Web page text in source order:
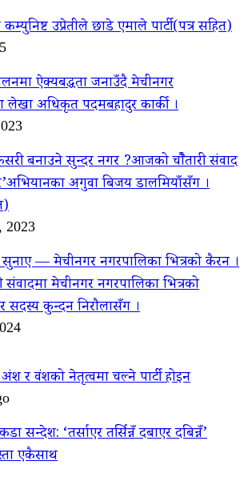
उप्रेतीले छाडे एमाले पार्टी(पत्र सहित)
ऐक्यबद्धता जनाउँदै मेचीनगर
लेखा अधिकृत पदमबहादुर कार्की ।
बनाउने सुन्दर नगर ?आजको चौैतारी संवाद
अगुवा बिजय डालमियाँसँग ।
2023
— मेचीनगर नगरपालिका भित्रको कैरन ।
मेचीनगर नगरपालिका भित्रको
सदस्य कुन्दन निरौलासँग ।
र वंशको नेतृत्वमा चल्ने पार्टी होइन
सन्देश: ‘तर्साएर तर्सिन्नँ दबाएर दबिन्नँ’
एकैसाथ